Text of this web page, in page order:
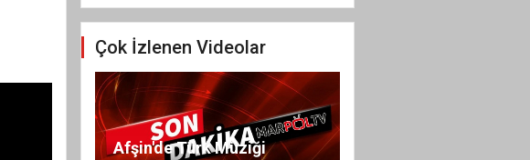
Çok İzlenen Videolar
Afşin'de Türk Müziği